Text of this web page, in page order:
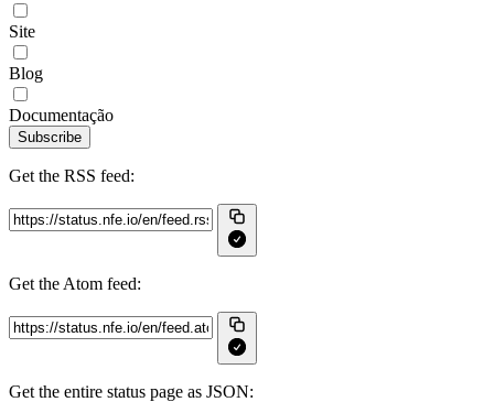
Site
Blog
Documentação
Subscribe
Get the RSS feed:
Get the Atom feed:
Get the entire status page as JSON: